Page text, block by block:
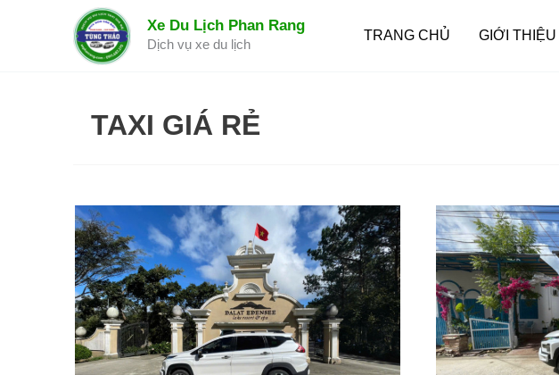
Xe Du Lịch Phan Rang
Dịch vụ xe du lịch
TRANG CHỦ GIỚI THIỆU
TAXI GIÁ RẺ